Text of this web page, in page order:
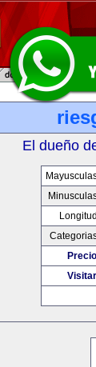
El dueño